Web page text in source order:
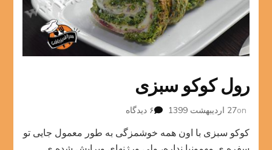
رول کوکو سبزی
on27 اردیبهشت 1399 ۶ دیدگاه
کوکو
کوکو سبزی با اون همه خوشمزگی به طور معمول جایی تو